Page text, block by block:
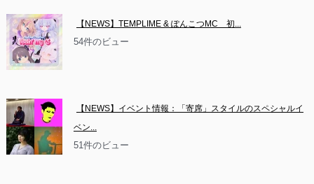
【NEWS】TEMPLIME & ぽんこつMC　初...
54件のビュー
【NEWS】イベント情報：「寄席」スタイルのスペシャルイ
ベン...
51件のビュー